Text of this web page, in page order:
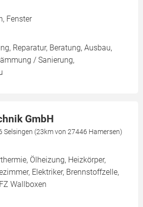
Fenster
Reparatur, Beratung, Ausbau,
/ Sanierung,
GmbH
Selsingen (23km von 27446 Hamersen)
Ölheizung, Heizkörper,
Elektriker, Brennstoffzelle,
Wallboxen